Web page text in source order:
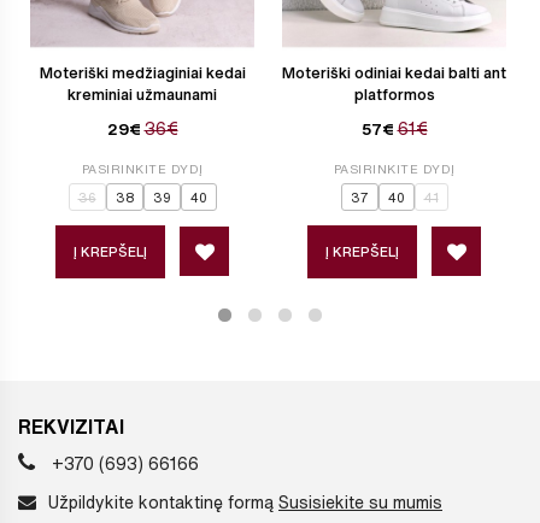
Moteriški medžiaginiai kedai
kreminiai užmaunami
29€ 36€
PASIRINKITE DYDĮ
36 38 39 40
Į KREPŠELĮ
Moteriški odiniai kedai balti ant
platformos
57€ 61€
PASIRINKITE DYDĮ
37 40 41
Į KREPŠELĮ
REKVIZITAI
+370 (693) 66166
Užpildykite kontaktinę formą Susisiekite su mumis